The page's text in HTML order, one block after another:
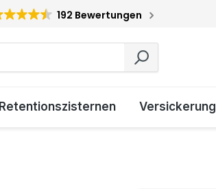
192 Bewertungen
Retentionszisternen Versickerung